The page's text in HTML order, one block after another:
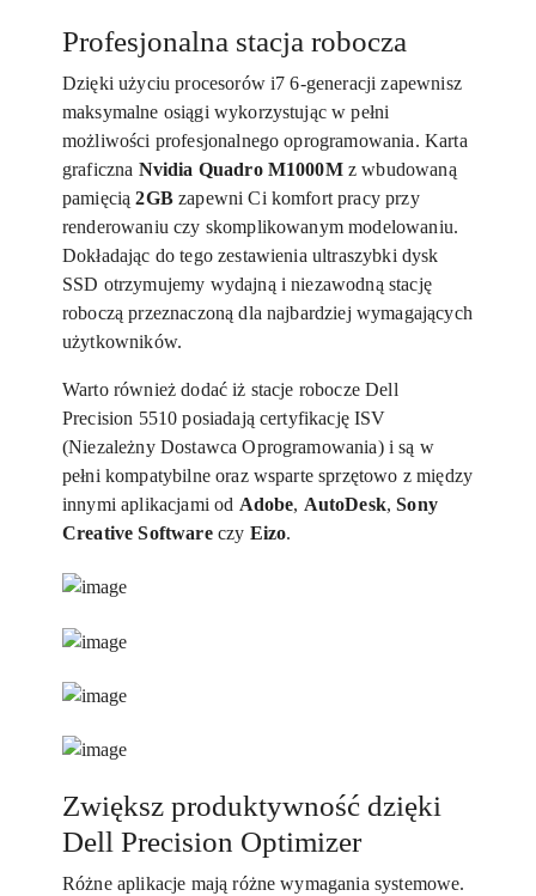
Profesjonalna stacja robocza
Dzięki użyciu procesorów i7 6-generacji zapewnisz
maksymalne osiągi wykorzystując w pełni
możliwości profesjonalnego oprogramowania. Karta
graficzna Nvidia Quadro M1000Mz wbudowaną
pamięcią2GBzapewni Ci komfort pracy przy
renderowaniu czy skomplikowanym modelowaniu.
Dokładając do tego zestawienia ultraszybki dysk
SSD otrzymujemy wydajną i niezawodną stację
roboczą przeznaczoną dla najbardziej wymagających
użytkowników.­­
Warto również dodać iż stacje robocze Dell
Precision 5510 posiadają certyfikację ISV
(Niezależny Dostawca Oprogramowania) i są w
pełni kompatybilne oraz wsparte sprzętowo z między
innymi aplikacjami od Adobe, AutoDesk,Sony
Creative Softwareczy Eizo.
Zwiększ produktywność dzięki
Dell Precision Optimizer
Różne aplikacje mają różne wymagania systemowe.